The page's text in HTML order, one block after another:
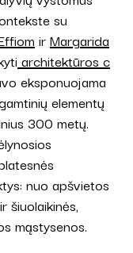
su
irMargarida
architektūros c
eksponuojama
elementų
300 metų.
nuo apšvietos
šiuolaikinės,
mąstysenos.